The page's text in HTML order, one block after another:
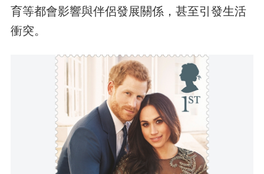
育等都會影響與伴侶發展關係，甚至引發生活
衝突。